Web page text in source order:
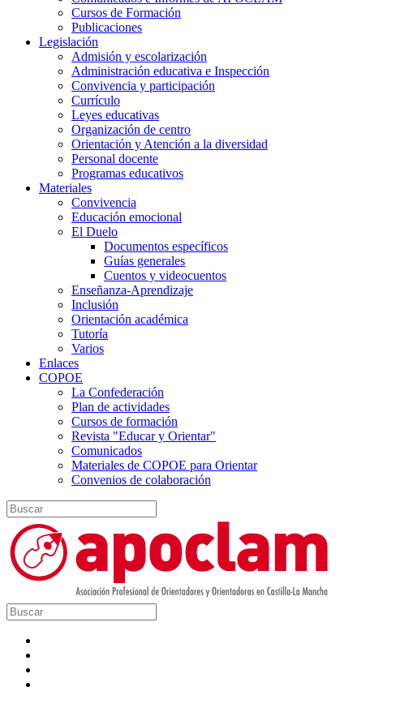
Cursos de Formación
Publicaciones
Legislación
Admisión y escolarización
Administración educativa e Inspección
Convivencia y participación
Currículo
Leyes educativas
Organización de centro
Orientación y Atención a la diversidad
Personal docente
Programas educativos
Materiales
Convivencia
Educación emocional
El Duelo
Documentos específicos
Guías generales
Cuentos y videocuentos
Enseñanza-Aprendizaje
Inclusión
Orientación académica
Tutoría
Varios
Enlaces
COPOE
La Confederación
Plan de actividades
Cursos de formación
Revista "Educar y Orientar"
Comunicados
Materiales de COPOE para Orientar
Convenios de colaboración